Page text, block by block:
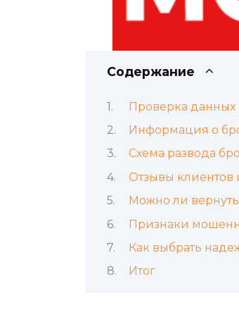
Содержание
Проверка
Информация о
Схема развода
Отзывы клиентов
Можно ли
Признаки
Как выбрать
Итог